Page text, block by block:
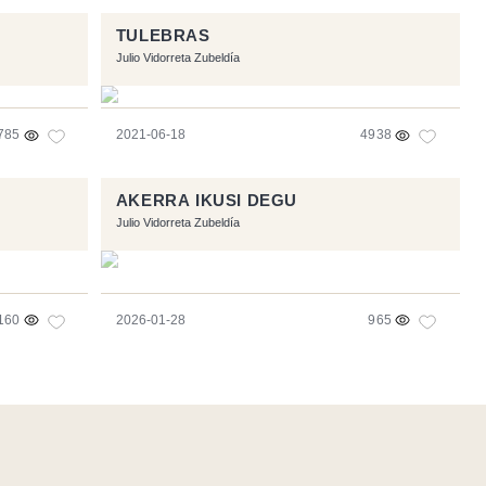
TULEBRAS
Julio Vidorreta Zubeldía
2021-06-18 4938
AKERRA IKUSI DEGU
Julio Vidorreta Zubeldía
2026-01-28 965